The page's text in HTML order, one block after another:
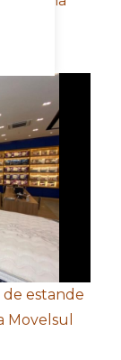
estande